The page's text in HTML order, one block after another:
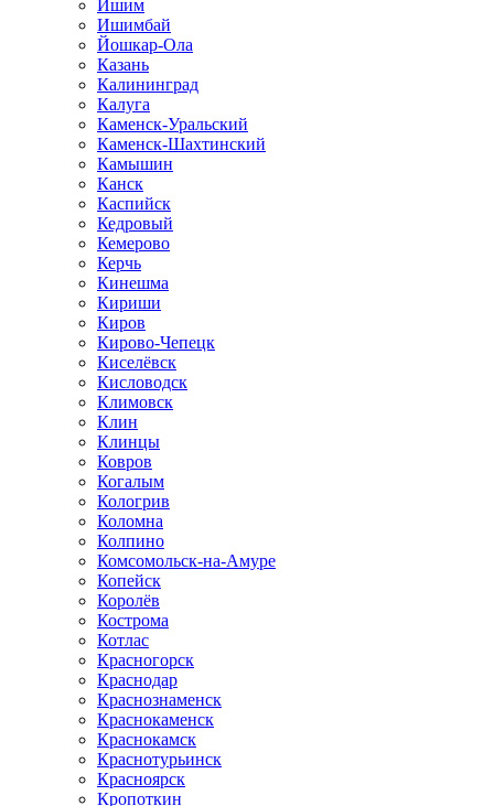
Ишим
Ишимбай
Йошкар-Ола
Казань
Калининград
Калуга
Каменск-Уральский
Каменск-Шахтинский
Камышин
Канск
Каспийск
Кедровый
Кемерово
Керчь
Кинешма
Кириши
Киров
Кирово-Чепецк
Киселёвск
Кисловодск
Климовск
Клин
Клинцы
Ковров
Когалым
Кологрив
Коломна
Колпино
Комсомольск-на-Амуре
Копейск
Королёв
Кострома
Котлас
Красногорск
Краснодар
Краснознаменск
Краснокаменск
Краснокамск
Краснотурьинск
Красноярск
Кропоткин